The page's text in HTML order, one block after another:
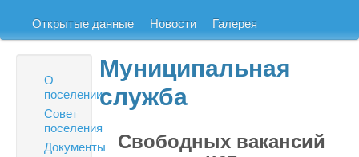
Открытые данные Новости Галерея
О
поселении
Совет
поселения
Документы
Муниципальная
служба
Свободных вакансий